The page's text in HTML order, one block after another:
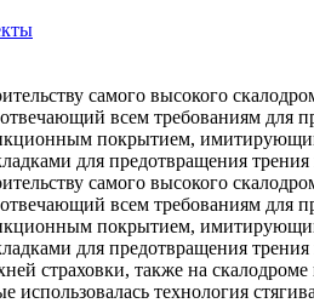
самого высокого
всем требованиям для
покрытием,
для предотвращения трения
самого высокого
всем требованиям для
покрытием,
для предотвращения трения
страховки, также на
использовалась технология